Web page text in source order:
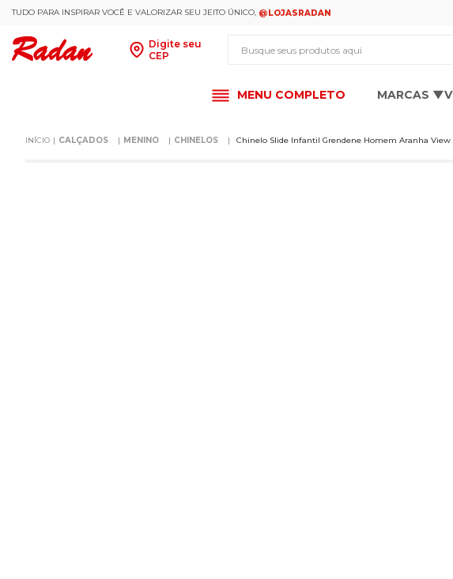
TUDO PARA INSPIRAR VOCÊ E VALORIZAR SEU JEITO ÚNICO, @LOJASRADAN
Digite seu
CEP
MENU COMPLETO MARCAS ▼
CALÇADOS MENINO CHINELOS Chinelo Slide Infantil Grendene Homem Aranha